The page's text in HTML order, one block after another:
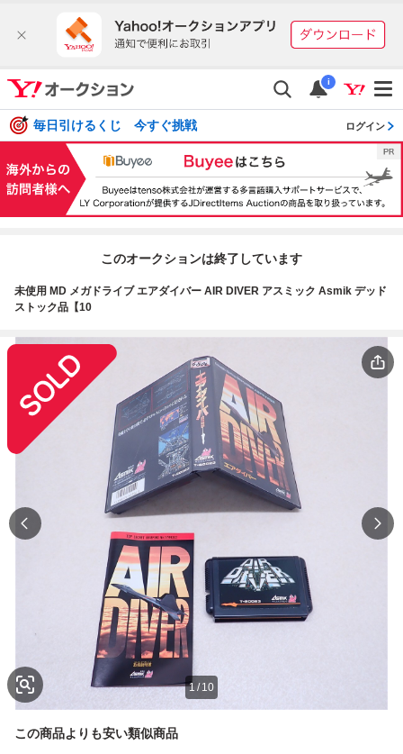
i
毎日引けるくじ 今すぐ挑戦 ログイン
このオークションは終了しています
未使用 MD メガドライブ エアダイバー AIR DIVER アスミック Asmik デッド
ストック品【10
1/ 10
この商品よりも安い類似商品